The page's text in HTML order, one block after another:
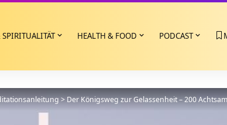
HEALTH & FOOD PODCAST
>Der Königsweg zur Gelassenheit – 200